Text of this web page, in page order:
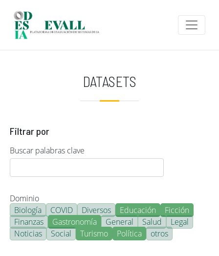
DATASETS
Filtrar por
Buscar palabras clave
Dominio
Biología
COVID Diversos Educación
Ficción
Finanzas
Gastronomía General Salud
Legal
Noticias
Social Turismo Política otros